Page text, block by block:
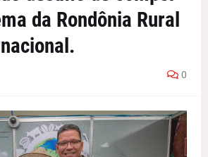
da Rondônia Rural
0